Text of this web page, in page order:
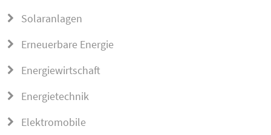
Solaranlagen
Erneuerbare Energie
Energiewirtschaft
Energietechnik
Elektromobile